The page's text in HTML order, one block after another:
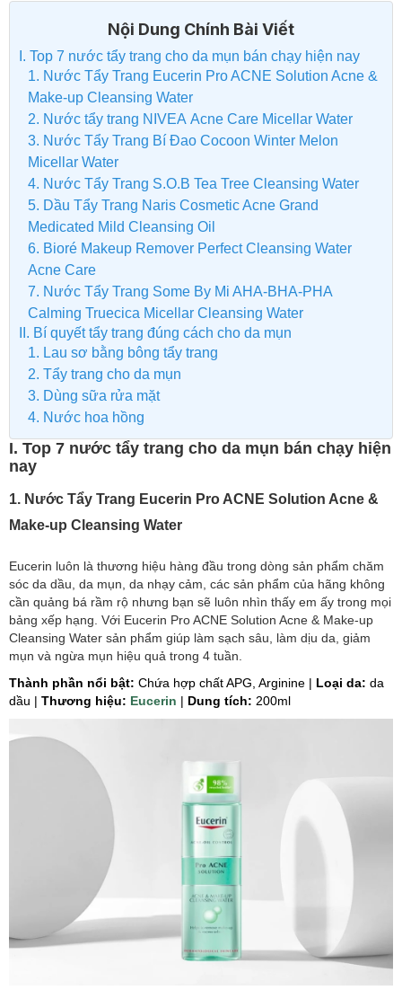
Nội Dung Chính Bài Viết
I. Top 7 nước tẩy trang cho da mụn bán chạy hiện nay
1. Nước Tẩy Trang Eucerin Pro ACNE Solution Acne &
Make-up Cleansing Water
2. Nước tẩy trang NIVEA Acne Care Micellar Water
3. Nước Tẩy Trang Bí Đao Cocoon Winter Melon
Micellar Water
4. Nước Tẩy Trang S.O.B Tea Tree Cleansing Water
5. Dầu Tẩy Trang Naris Cosmetic Acne Grand
Medicated Mild Cleansing Oil
6. Bioré Makeup Remover Perfect Cleansing Water
Acne Care
7. Nước Tẩy Trang Some By Mi AHA-BHA-PHA
Calming Truecica Micellar Cleansing Water
II. Bí quyết tẩy trang đúng cách cho da mụn
1. Lau sơ bằng bông tẩy trang
2. Tẩy trang cho da mụn
3. Dùng sữa rửa mặt
4. Nước hoa hồng
I. Top 7 nước tẩy trang cho da mụn bán chạy hiện
nay
1. Nước Tẩy Trang Eucerin Pro ACNE Solution Acne &
Make-up Cleansing Water
Eucerin luôn là thương hiệu hàng đầu trong dòng sản phẩm chăm
sóc da dầu, da mụn, da nhạy cảm, các sản phẩm của hãng không
cần quảng bá rầm rộ nhưng bạn sẽ luôn nhìn thấy em ấy trong mọi
bảng xếp hạng. Với Eucerin Pro ACNE Solution Acne & Make-up
Cleansing Water sản phẩm giúp làm sạch sâu, làm dịu da, giảm
mụn và ngừa mụn hiệu quả trong 4 tuần.
Thành phần nổi bật: Chứa hợp chất APG, Arginine | Loại da: da
dầu | Thương hiệu: Eucerin | Dung tích: 200ml